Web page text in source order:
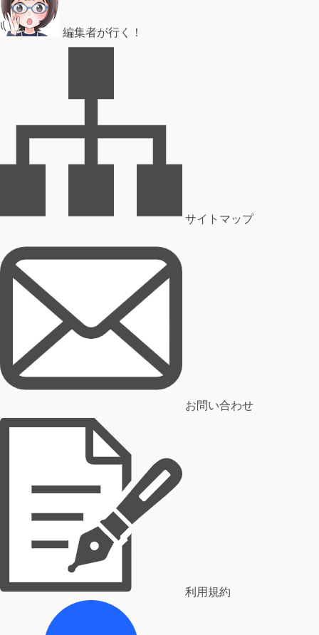
編集者が行く！
サイトマップ
お問い合わせ
利用規約